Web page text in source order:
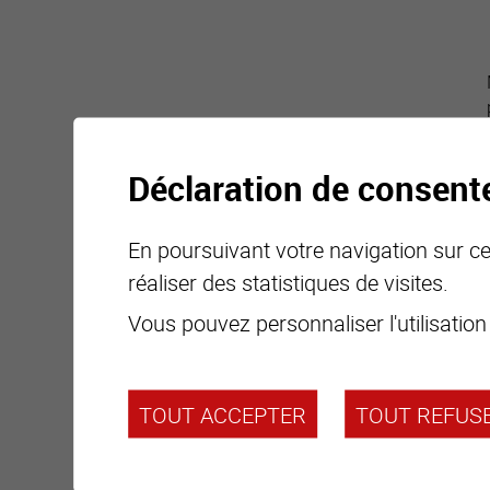
Déclaration de
En poursuivant votre navigation sur
réaliser des statistiques de visites.
Vous pouvez personnaliser
TOUT ACCEPTER TOUT